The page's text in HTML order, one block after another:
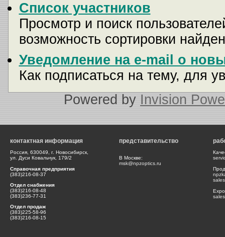
Список участников
Просмотр и поиск
возможность сортировки
Уведомление на e-mail о
Как подписаться на тему, для
Powered by Invision
контактная информация
Россия, 630049, г. Новосибирск,
ул. Дуси Ковальчук, 179/2
Справочная предприятия
(383)216-08-37
Отдел снабжения
(383)216-08-48
(383)236-77-31
Отдел продаж
(383)225-58-96
(383)216-08-15
представительство
В Москве:
msk@npzoptics.ru